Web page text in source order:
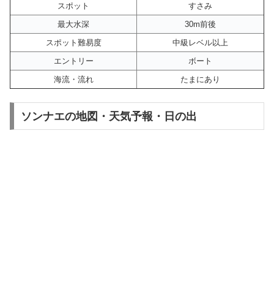
スポット
すさみ
最大水深
30m前後
スポット難易度
中級レベル以上
エントリー
ボート
海流・流れ
たまにあり
ソンナエの地図・天気予報・日の出